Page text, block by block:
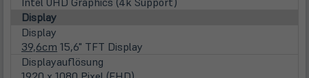
Display
Display
39,6cm 15,6" TFT Display
Displayauflösung